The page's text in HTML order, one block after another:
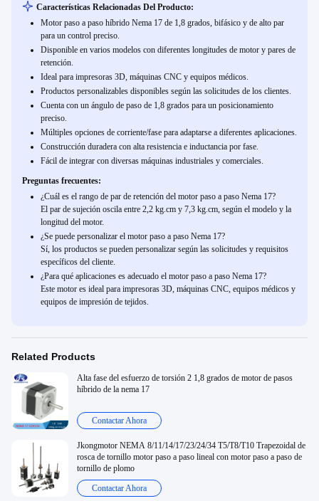
Características Relacionadas Del Producto:
Motor paso a paso híbrido Nema 17 de 1,8 grados, bifásico y de alto par
para un control preciso.
Disponible en varios modelos con diferentes longitudes de motor y pares de
retención.
Ideal para impresoras 3D, máquinas CNC y equipos médicos.
Productos personalizables disponibles según las solicitudes de los clientes.
Cuenta con un ángulo de paso de 1,8 grados para un posicionamiento
preciso.
Múltiples opciones de corriente/fase para adaptarse a diferentes aplicaciones.
Construcción duradera con alta resistencia e inductancia por fase.
Fácil de integrar con diversas máquinas industriales y comerciales.
Preguntas frecuentes:
¿Cuál es el rango de par de retención del motor paso a paso Nema 17?
El par de sujeción oscila entre 2,2 kg.cm y 7,3 kg.cm, según el modelo y la
longitud del motor.
¿Se puede personalizar el motor paso a paso Nema 17?
Sí, los productos se pueden personalizar según las solicitudes y requisitos
específicos del cliente.
¿Para qué aplicaciones es adecuado el motor paso a paso Nema 17?
Este motor es ideal para impresoras 3D, máquinas CNC, equipos médicos y
equipos de impresión de tejidos.
Related Products
Alta fase del esfuerzo de torsión 2 1,8 grados de motor de pasos
híbrido de la nema 17
Contactar Ahora
Jkongmotor NEMA 8/11/14/17/23/24/34 T5/T8/T10 Trapezoidal de
rosca de tornillo motor paso a paso lineal con motor paso a paso de
tornillo de plomo
Contactar Ahora